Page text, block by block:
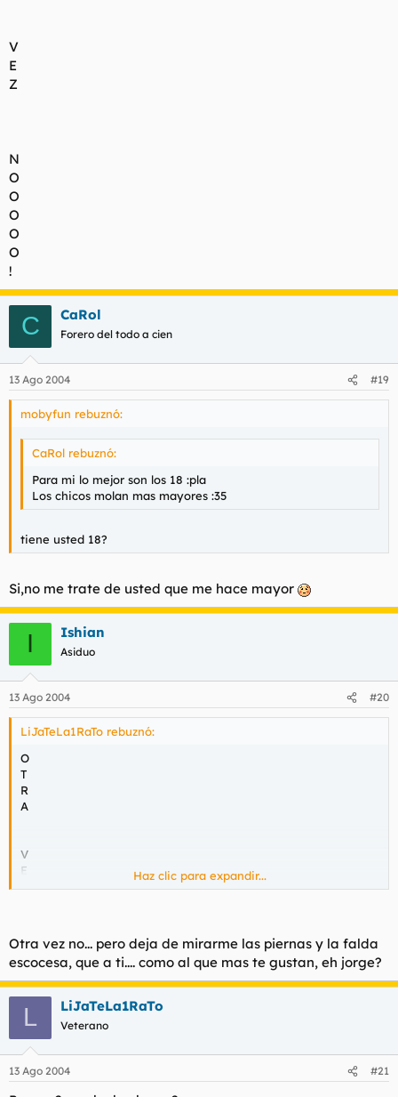
V
E
Z
N
O
O
O
O
O
!
C CaRol
Forero del todo a cien
13 Ago 2004 #19
mobyfun rebuznó:
CaRol rebuznó:
Para mi lo mejor son los 18 :pla
Los chicos molan mas mayores :35
tiene usted 18?
Si,no me trate de usted que me hace mayor
I Ishian
Asiduo
13 Ago 2004 #20
LiJaTeLa1RaTo rebuznó:
O
T
R
A
V
E
Z
N
O
O
O
O
Haz clic para expandir...
Otra vez no... pero deja de mirarme las piernas y la falda
escocesa, que a ti.... como al que mas te gustan, eh jorge?
L LiJaTeLa1RaTo
Veterano
13 Ago 2004 #21